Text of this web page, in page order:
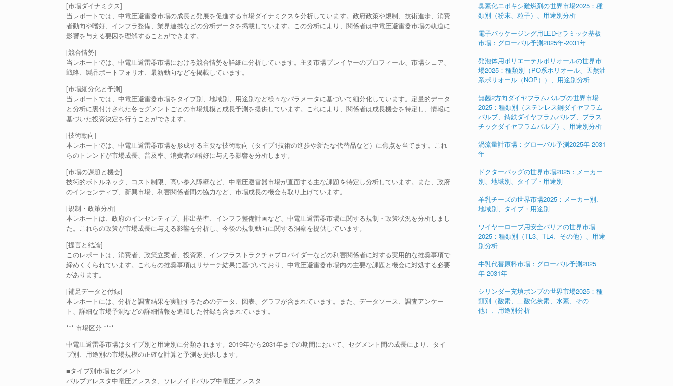
[市場ダイナミクス]
当レポートでは、中電圧避雷器市場の成長と発展を促進する市場ダイナミクスを分析しています。政府政策や規制、技術進歩、消費
者動向や嗜好、インフラ整備、業界連携などの分析データを掲載しています。この分析により、関係者は中電圧避雷器市場の軌道に
影響を与える要因を理解することができます。
[競合情勢]
当レポートでは、中電圧避雷器市場における競合情勢を詳細に分析しています。主要市場プレイヤーのプロフィール、市場シェア、
戦略、製品ポートフォリオ、最新動向などを掲載しています。
[市場細分化と予測]
当レポートでは、中電圧避雷器市場をタイプ別、地域別、用途別など様々なパラメータに基づいて細分化しています。定量的データ
と分析に裏付けされた各セグメントごとの市場規模と成長予測を提供しています。これにより、関係者は成長機会を特定し、情報に
基づいた投資決定を行うことができます。
[技術動向]
本レポートでは、中電圧避雷器市場を形成する主要な技術動向（タイプ1技術の進歩や新たな代替品など）に焦点を当てます。これ
らのトレンドが市場成長、普及率、消費者の嗜好に与える影響を分析します。
[市場の課題と機会]
技術的ボトルネック、コスト制限、高い参入障壁など、中電圧避雷器市場が直面する主な課題を特定し分析しています。また、政府
のインセンティブ、新興市場、利害関係者間の協力など、市場成長の機会も取り上げています。
[規制・政策分析]
本レポートは、政府のインセンティブ、排出基準、インフラ整備計画など、中電圧避雷器市場に関する規制・政策状況を分析しまし
た。これらの政策が市場成長に与える影響を分析し、今後の規制動向に関する洞察を提供しています。
[提言と結論]
このレポートは、消費者、政策立案者、投資家、インフラストラクチャプロバイダーなどの利害関係者に対する実用的な推奨事項で
締めくくられています。これらの推奨事項はリサーチ結果に基づいており、中電圧避雷器市場内の主要な課題と機会に対処する必要
があります。
[補足データと付録]
本レポートには、分析と調査結果を実証するためのデータ、図表、グラフが含まれています。また、データソース、調査アンケー
ト、詳細な市場予測などの詳細情報を追加した付録も含まれています。
*** 市場区分 ****
中電圧避雷器市場はタイプ別と用途別に分類されます。2019年から2031年までの期間において、セグメント間の成長により、タイ
プ別、用途別の市場規模の正確な計算と予測を提供します。
■タイプ別市場セグメント
バルブアレスタ中電圧アレスタ、ソレノイドバルブ中電圧アレスタ
臭素化エポキシ難燃剤の世界市場2025：種
類別（粉末、粒子）、用途別分析
電子パッケージング用LEDセラミック基板
市場：グローバル予測2025年-2031年
発泡体用ポリエーテルポリオールの世界市
場2025：種類別（PO系ポリオール、天然油
系ポリオール（NOP））、用途別分析
無菌2方向ダイヤフラムバルブの世界市場
2025：種類別（ステンレス鋼ダイヤフラム
バルブ、鋳鉄ダイヤフラムバルブ、プラス
チックダイヤフラムバルブ）、用途別分析
渦流量計市場：グローバル予測2025年-2031
年
ドクターバッグの世界市場2025：メーカー
別、地域別、タイプ・用途別
羊乳チーズの世界市場2025：メーカー別、
地域別、タイプ・用途別
ワイヤーロープ用安全バリアの世界市場
2025：種類別（TL3、TL4、その他）、用途
別分析
牛乳代替原料市場：グローバル予測2025
年-2031年
シリンダー充填ポンプの世界市場2025：種
類別（酸素、二酸化炭素、水素、その
他）、用途別分析